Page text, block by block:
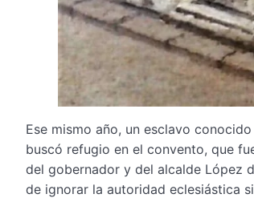
Ese mismo año, un esclavo
buscó refugio en el convento, que
del gobernador y del alcalde López
de ignorar la autoridad eclesiástica